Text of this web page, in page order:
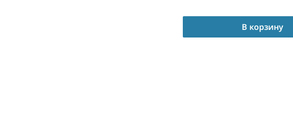
В корзину